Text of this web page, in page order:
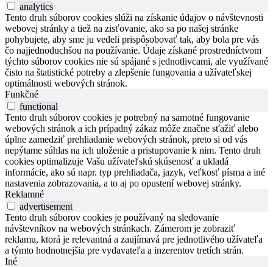
analytics
Tento druh súborov cookies slúži na získanie údajov o návštevnosti
webovej stránky a tiež na zisťovanie, ako sa po našej stránke
pohybujete, aby sme ju vedeli prispôsobovať tak, aby bola pre vás
čo najjednoduchšou na používanie. Údaje získané prostredníctvom
týchto súborov cookies nie sú spájané s jednotlivcami, ale využívané
čisto na štatistické potreby a zlepšenie fungovania a užívateľskej
optimálnosti webových stránok.
Funkčné
functional
Tento druh súborov cookies je potrebný na samotné fungovanie
webových stránok a ich prípadný zákaz môže značne sťažiť alebo
úplne zamedziť prehliadanie webových stránok, preto si od vás
nepýtame súhlas na ich uloženie a pristupovanie k nim. Tento druh
cookies optimalizuje Vašu užívateľskú skúsenosť a ukladá
informácie, ako sú napr. typ prehliadača, jazyk, veľkosť písma a iné
nastavenia zobrazovania, a to aj po opustení webovej stránky.
Reklamné
advertisement
Tento druh súborov cookies je používaný na sledovanie
návštevníkov na webových stránkach. Zámerom je zobraziť
reklamu, ktorá je relevantná a zaujímavá pre jednotlivého užívateľa
a týmto hodnotnejšia pre vydavateľa a inzerentov tretích strán.
Iné